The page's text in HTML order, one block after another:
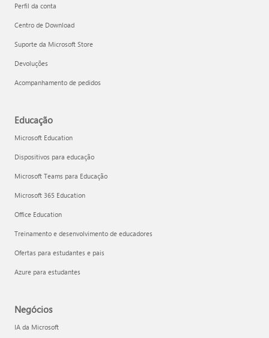
Perfil da conta
Centro de Download
Suporte da Microsoft Store
Devoluções
Acompanhamento de pedidos
Educação
Microsoft Education
Dispositivos para educação
Microsoft Teams para Educação
Microsoft 365 Education
Office Education
Treinamento e desenvolvimento de educadores
Ofertas para estudantes e pais
Azure para estudantes
Negócios
IA da Microsoft